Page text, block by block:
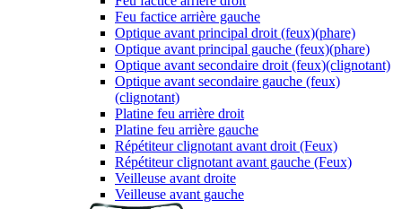
Feu factice arrière gauche
Optique avant principal droit (feux)(phare)
Optique avant principal gauche (feux)(phare)
Optique avant secondaire droit (feux)(clignotant)
Optique avant secondaire gauche (feux)
(clignotant)
Platine feu arrière droit
Platine feu arrière gauche
Répétiteur clignotant avant droit (Feux)
Répétiteur clignotant avant gauche (Feux)
Veilleuse avant droite
Veilleuse avant gauche